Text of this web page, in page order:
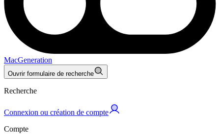
MacGeneration
Ouvrir formulaire de recherche
Recherche
Connexion ou création de compte
Compte